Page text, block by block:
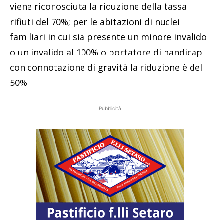
viene riconosciuta la riduzione della tassa
rifiuti del 70%; per le abitazioni di nuclei
familiari in cui sia presente un minore invalido
o un invalido al 100% o portatore di handicap
con connotazione di gravità la riduzione è del
50%.
Pubblicità